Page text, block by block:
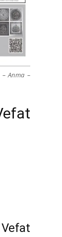
– Anma –